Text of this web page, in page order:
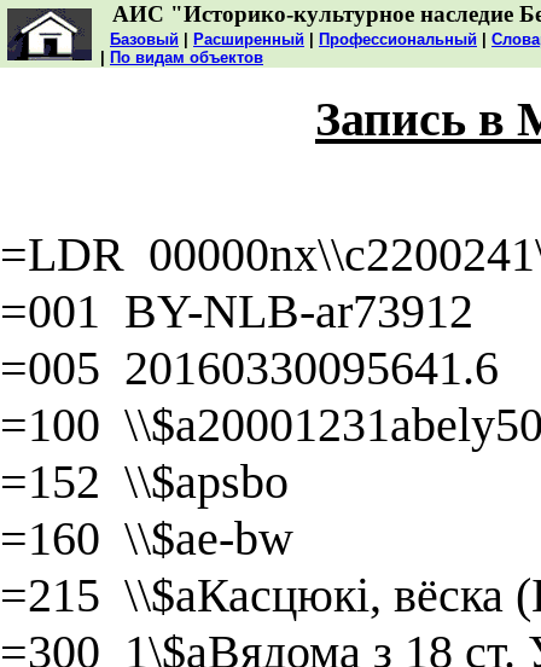
АИС "Историко-культурное наследие
Базовый Расширенный Профессиональный
По видам объектов
Запись в
=LDR
=001 BY-NLB-ar73912
=005 20160330095641.6
=100
=152 \\$apsbo
=160 \\$ae-bw
=215 \\$aКасцюкі, вёска
=300 1\$aВядома з 18 ст.